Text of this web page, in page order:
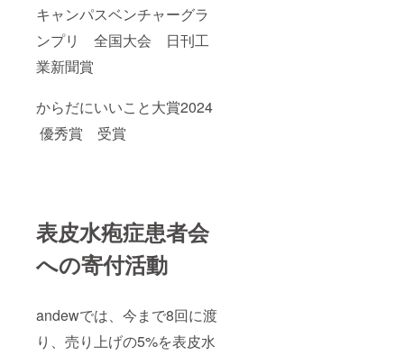
キャンパスベンチャーグラ
ンプリ 全国大会 日刊工
業新聞賞
からだにいいこと大賞2024
優秀賞 受賞
表皮水疱症患者会
への寄付活動
andewでは、今まで8回に渡
り、売り上げの5%を表皮水